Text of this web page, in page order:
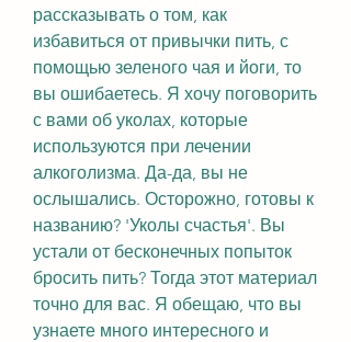
рассказывать о том, как
избавиться от привычки пить, с
помощью зеленого чая и йоги, то
вы ошибаетесь. Я хочу поговорить
с вами об уколах, которые
используются при лечении
алкоголизма. Да-да, вы не
ослышались. Осторожно, готовы к
названию? 'Уколы счастья'. Вы
устали от бесконечных попыток
бросить пить? Тогда этот материал
точно для вас. Я обещаю, что вы
узнаете много интересного и